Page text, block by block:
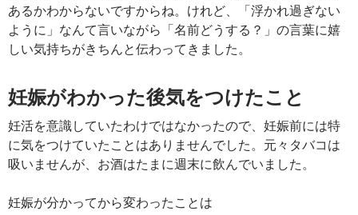
あるかわからないですからね。けれど、「浮かれ過ぎない
ように」なんて言いながら「名前どうする？」の言葉に嬉
しい気持ちがきちんと伝わってきました。
妊娠がわかった後気をつけたこと
妊活を意識していたわけではなかったので、妊娠前には特
に気をつけていたことはありませんでした。元々タバコは
吸いませんが、お酒はたまに週末に飲んでいました。
妊娠が分かってから変わったことは